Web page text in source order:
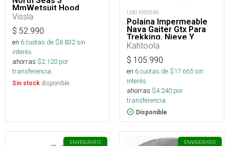
MmWetsuit Hood
Vissla
$ 52.990
en 6cuotas de $8.832sin
interés
ahorras $2.120 por
transferencia.
Sin stock disponible
LM010606BA
Polaina Impermeable
Nava Gaiter Gtx Para
Trekking, Nieve Y
Montaña
Kahtoola
$ 105.990
en 6cuotas de $17.665sin
interés
ahorras $4.240 por
transferencia.
Disponible
ENVÍOGRATIS
ENVÍOGRATIS